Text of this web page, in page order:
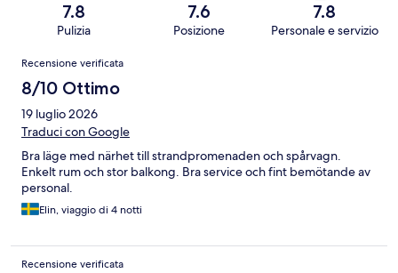
7.8
Pulizia
7.6
Posizione
7.8
Personale e servizio
Recensioni
Recensione verificata
8/10 Ottimo
19 luglio 2026
Traduci con Google
Bra läge med närhet till strandpromenaden och spårvagn.
Enkelt rum och stor balkong. Bra service och fint bemötande av
personal.
Elin, viaggio di 4 notti
Recensione verificata